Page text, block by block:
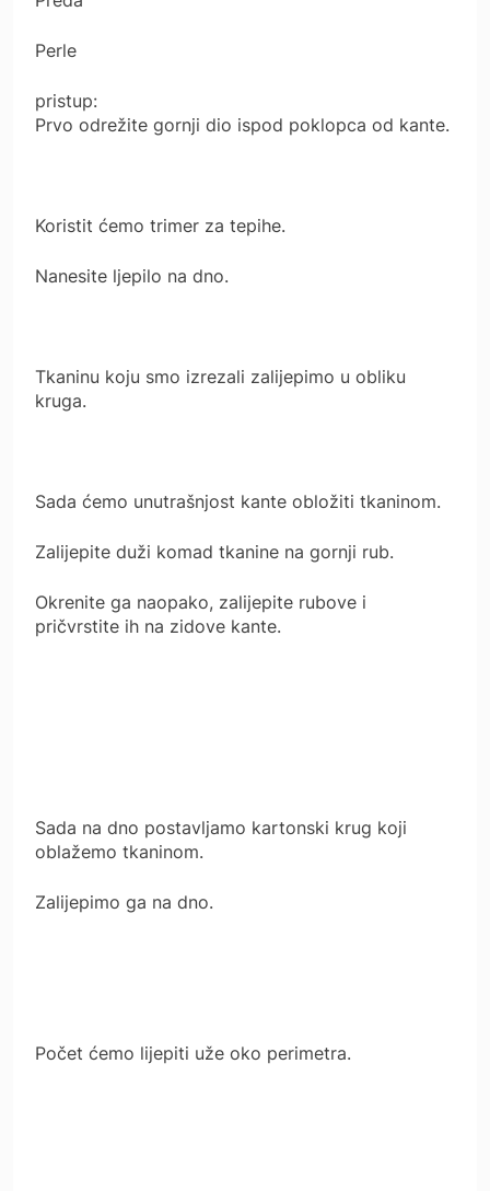
Perle
pristup:
Prvo odrežite gornji dio ispod poklopca od kante.
Koristit ćemo trimer za tepihe.
Nanesite ljepilo na dno.
Tkaninu koju smo izrezali zalijepimo u obliku
kruga.
Sada ćemo unutrašnjost kante obložiti tkaninom.
Zalijepite duži komad tkanine na gornji rub.
Okrenite ga naopako, zalijepite rubove i
pričvrstite ih na zidove kante.
Sada na dno postavljamo kartonski krug koji
oblažemo tkaninom.
Zalijepimo ga na dno.
Počet ćemo lijepiti uže oko perimetra.